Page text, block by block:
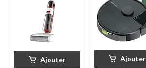
Ajouter Ajouter